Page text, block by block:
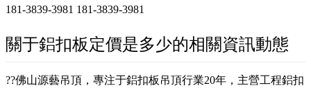
181-3839-3981 181-3839-3981
關于鋁扣板定價是多少的相關資訊動態
??佛山源藝吊頂，專注于鋁扣板吊頂行業20年，主營工程鋁扣